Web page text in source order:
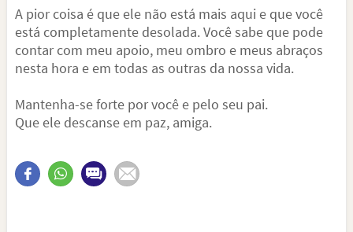
A pior coisa é que ele não está mais aqui e que você
está completamente desolada. Você sabe que pode
contar com meu apoio, meu ombro e meus abraços
nesta hora e em todas as outras da nossa vida.
Mantenha-se forte por você e pelo seu pai.
Que ele descanse em paz, amiga.